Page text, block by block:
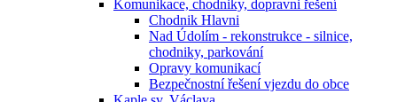
Komunikace, chodniky, dopravni řešení
Chodnik Hlavni
Nad Údolím - rekonstrukce - silnice,
chodniky, parkování
Opravy komunikací
Bezpečnostní řešení vjezdu do obce